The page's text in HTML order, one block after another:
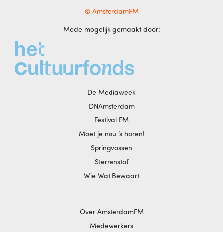
© AmsterdamFM
Mede mogelijk gemaakt door:
De Mediaweek
DNAmsterdam
Festival FM
Moet je nou ‘s horen!
Springvossen
Sterrenstof
Wie Wat Bewaart
Over AmsterdamFM
Medewerkers